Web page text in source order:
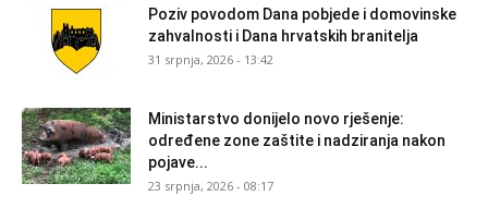
Poziv povodom Dana pobjede i domovinske
zahvalnosti i Dana hrvatskih branitelja
31 srpnja, 2026 - 13:42
Ministarstvo donijelo novo rješenje:
određene zone zaštite i nadziranja nakon
pojave...
23 srpnja, 2026 - 08:17